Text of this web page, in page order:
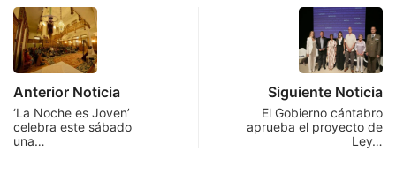
Anterior Noticia
‘La Noche es Joven’
celebra este sábado
una…
Siguiente Noticia
El Gobierno cántabro
aprueba el proyecto de
Ley…